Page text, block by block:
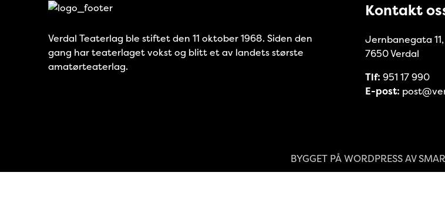
Verdal Teaterlag ble stiftet den 11 oktober 1968. Siden den
gang har teaterlaget vokst og blitt et av landets største
amatørteaterlag.
Kontakt
Jernbanegata 11,
7650 Verdal
Tlf: 951 17 990
E-post:
BYGGET PÅWORDPRESSAV